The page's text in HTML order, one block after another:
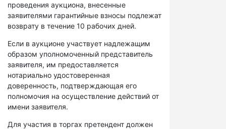
проведения аукциона, внесенные
заявителями гарантийные взносы подлежат
возврату в течение 10 рабочих дней.
Если в аукционе участвует надлежащим
образом уполномоченный представитель
заявителя, им предоставляется
нотариально удостоверенная
доверенность, подтверждающая его
полномочия на осуществление действий от
имени заявителя.
Для участия в торгах претендент должен